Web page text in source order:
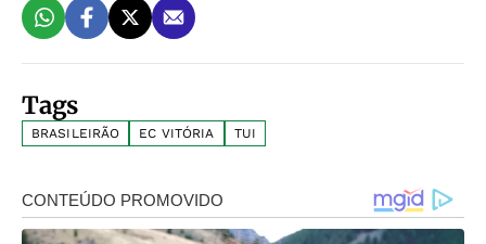
Tags
BRASILEIRÃO EC VITÓRIA TUI